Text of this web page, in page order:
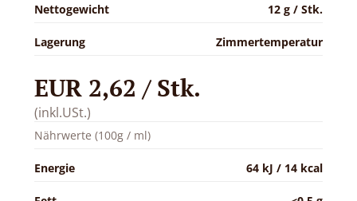
Nettogewicht 12 g / Stk.
Lagerung Zimmertemperatur
EUR 2,62 / Stk.
(inkl.USt.)
Nährwerte (100g / ml)
Energie 64 kJ / 14 kcal